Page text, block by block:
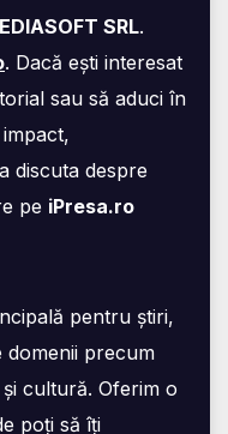
SRL.
. Dacă ești interesat
sau să aduci în
discuta despre
pe iPresa.ro
pentru știri,
domenii precum
cultură. Oferim o
poți să îți